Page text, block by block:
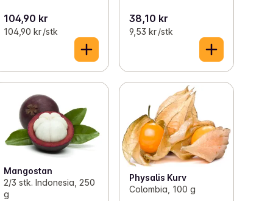
104,90 kr
104,90 kr /stk
38,10 kr
9,53 kr /stk
Mangostan
2/3 stk. Indonesia, 250
g
Physalis Kurv
Colombia, 100 g